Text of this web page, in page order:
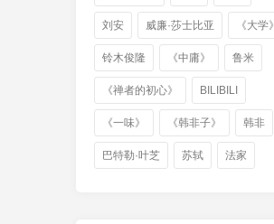
刘安 威廉·莎士比亚 《大学》
铃木俊隆 《中庸》 鲁米
《禅者的初心》 BILIBILI
《一味》 《韩非子》 韩非
巴特勒·叶芝 苏轼 法家